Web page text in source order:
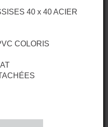
40 x 40 ACIER
COLORIS